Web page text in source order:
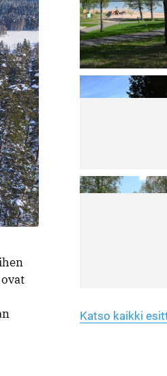
Lue
Leirintäoppaan
artikkeli:
Meren
äärellä
ja
virkistysalueen
huomioivaa
yhteisöllisyyttä
liepeillä
Katso kaikki